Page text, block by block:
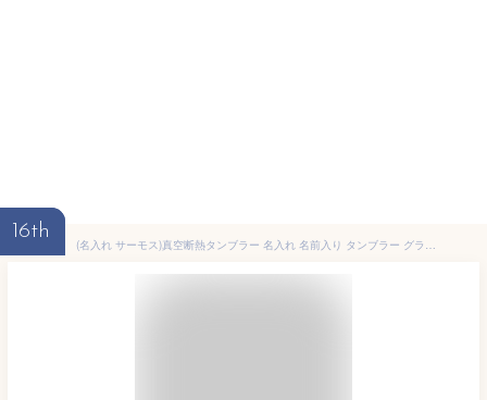
16th
(名入れ サーモス)真空断熱タンブラー 名入れ 名前入り タンブラー グラス カップ サーモス thermos ギフト 彫刻 プレゼント 成人 成人祝い 還暦祝い 父の日 古希 誕生日 出産祝い 男性 女性 贈り物 退職祝い 結婚祝い お祝い 開店祝い【名入れ】